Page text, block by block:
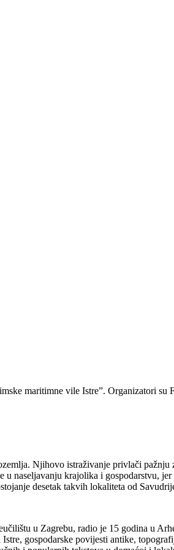
maritimne vile Istre”. Organizatori su
Njihovo istraživanje privlači pažnju
naseljavanju krajolika i gospodarstvu,
desetak takvih lokaliteta od
u Zagrebu, radio je 15 godina u
gospodarske povijesti antike,